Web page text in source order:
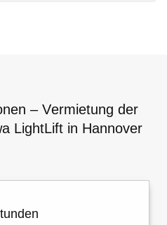
– Vermietung der
LightLift in Hannover